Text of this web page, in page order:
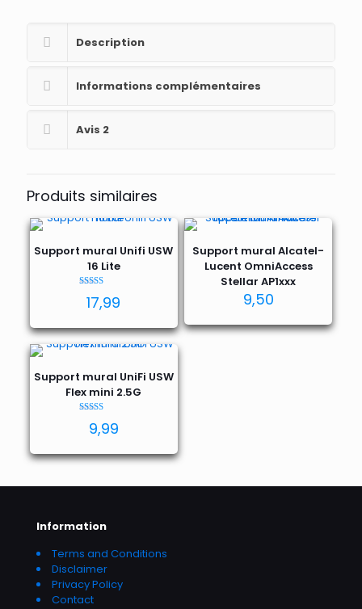
Description
Informations complémentaires
Avis 2
Produits similaires
Support mural Unifi USW
16 Lite
5.00
sur 5
17,99
Support mural Alcatel-
Lucent OmniAccess
Stellar AP1xxx
9,50
Support mural UniFi USW
Flex mini 2.5G
4.85
sur 5
9,99
Information
Terms and Conditions
Disclaimer
Privacy Policy
Contact